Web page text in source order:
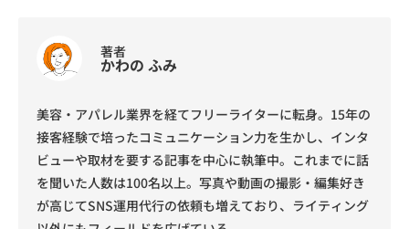
著者
かわの ふみ
美容・アパレル業界を経てフリーライターに転身。15年の
接客経験で培ったコミュニケーション力を生かし、インタ
ビューや取材を要する記事を中心に執筆中。これまでに話
を聞いた人数は100名以上。写真や動画の撮影・編集好き
が高じてSNS運用代行の依頼も増えており、ライティング